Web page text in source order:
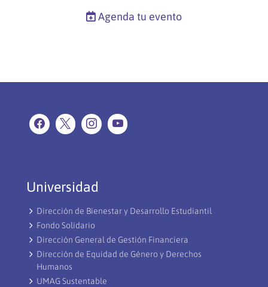
Agenda tu evento
Universidad
Dirección de Bienestar y Desarrollo Estudiantil
Fondo Solidario
Dirección General de Gestión Financiera
Dirección de Equidad de Género y Derechos
Humanos
UMAG Sustentable